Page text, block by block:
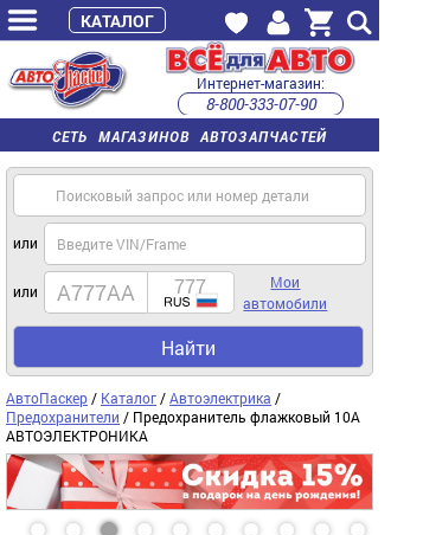
СЕТЬ МАГАЗИНОВ АВТОЗАПЧАСТЕЙ
Интернет-магазин:
8-800-333-07-90
часы работы с 9:00 до 22:00 (пн-пт)
или
или
Мои
автомобили
Найти
АвтоПаскер / Каталог /Автоэлектрика /
Предохранители / Предохранитель флажковый 10A
АВТОЭЛЕКТРОНИКА
КАТАЛОГ